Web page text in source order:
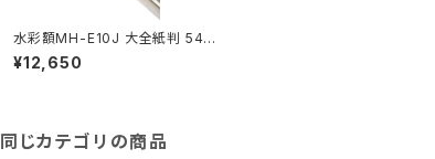
水彩額MH-E10J 大全紙判 544
×726ミリ
¥12,650
同じカテゴリの商品